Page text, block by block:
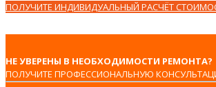
ПОЛУЧИТЕ ИНДИВИДУАЛЬНЫЙ РАСЧЁТ
НЕ УВЕРЕНЫ В НЕОБХОДИМОСТИ РЕМОНТА?
ПОЛУЧИТЕ ПРОФЕССИОНАЛЬНУЮ